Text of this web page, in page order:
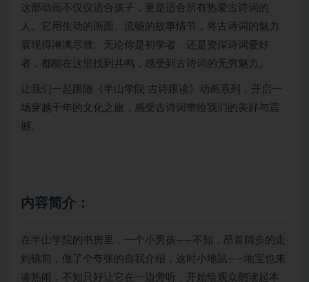
这部动画不仅仅适合孩子，更是适合所有热爱古诗词的
人。它用生动的画面、流畅的故事情节，将古诗词的魅力
展现得淋漓尽致。无论你是初学者，还是资深诗词爱好
者，都能在这里找到共鸣，感受到古诗词的无穷魅力。
让我们一起跟随《半山学院 古诗跟读》动画系列，开启一
场穿越千年的文化之旅，感受古诗词带给我们的美好与震
撼。
内容简介：
在半山学院的书房里，一个小男孩——不知，昂首阔步的走
到镜前，做了个夸张的自我介绍，这时小地鼠——地宝也来
凑热闹，不知只好让它在一边旁听，开始给观众朗读起本